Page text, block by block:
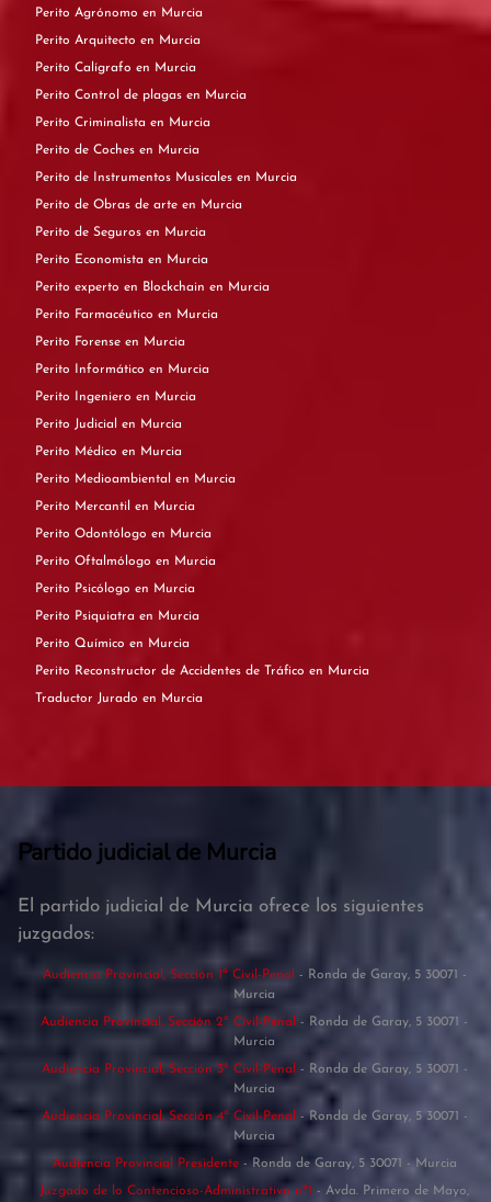
Perito Agrónomo en Murcia
Perito Arquitecto en Murcia
Perito Calígrafo en Murcia
Perito Control de plagas en Murcia
Perito Criminalista en Murcia
Perito de Coches en Murcia
Perito de Instrumentos Musicales en Murcia
Perito de Obras de arte en Murcia
Perito de Seguros en Murcia
Perito Economista en Murcia
Perito experto en Blockchain en Murcia
Perito Farmacéutico en Murcia
Perito Forense en Murcia
Perito Informático en Murcia
Perito Ingeniero en Murcia
Perito Judicial en Murcia
Perito Médico en Murcia
Perito Medioambiental en Murcia
Perito Mercantil en Murcia
Perito Odontólogo en Murcia
Perito Oftalmólogo en Murcia
Perito Psicólogo en Murcia
Perito Psiquiatra en Murcia
Perito Químico en Murcia
Perito Reconstructor de Accidentes de Tráfico en Murcia
Traductor Jurado en Murcia
Partido judicial de Murcia
El partido judicial de Murcia ofrece los siguientes
juzgados:
Audiencia Provincial, Sección 1ª Civil-Penal - Ronda de Garay, 5 30071 -
Murcia
Audiencia Provincial, Sección 2ª Civil-Penal - Ronda de Garay, 5 30071 -
Murcia
Audiencia Provincial, Sección 3ª Civil-Penal - Ronda de Garay, 5 30071 -
Murcia
Audiencia Provincial, Sección 4ª Civil-Penal - Ronda de Garay, 5 30071 -
Murcia
Audiencia Provincial Presidente - Ronda de Garay, 5 30071 - Murcia
Juzgado de lo Contencioso-Administrativo nº1 - Avda. Primero de Mayo,